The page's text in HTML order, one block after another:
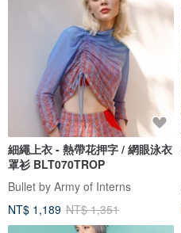
細繩上衣 - 熱帶花押字 / 網眼泳衣
罩衫 BLT070TROP
Bullet by Army of Interns
NT$ 1,189 NT$ 1,351